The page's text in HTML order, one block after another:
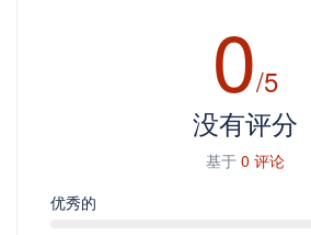
0/5
没有评分
基于 0 评论
优秀的